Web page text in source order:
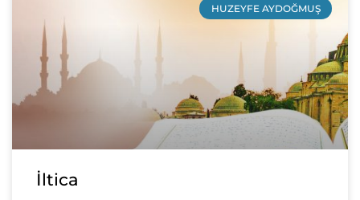
HUZEYFE AYDOĞMUŞ
İltica